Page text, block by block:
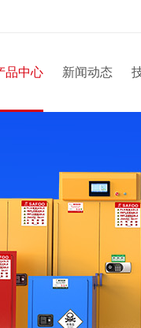
品中心 新闻动态